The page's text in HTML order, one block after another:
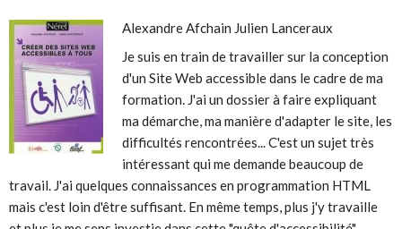
AlexandreAfchain Julien Lanceraux
Je suis en train de travailler sur la conception
d'un Site Web accessible dans le cadre de ma
formation. J'ai un dossier à faire expliquant
ma démarche, ma manière d'adapter le site, les
difficultés rencontrées... C'est un sujet très
intéressant qui me demande beaucoup de
travail. J'ai quelques connaissances en programmation HTML
mais c'est loin d'être suffisant. En même temps, plus j'y travaille